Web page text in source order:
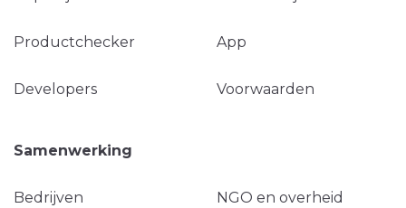
Productchecker App
Developers Voorwaarden
Samenwerking
Bedrijven NGO en overheid